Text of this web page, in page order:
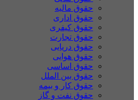
حقوق مالیه
حقوق اداری
حقوق کیفری
حقوق تجارت
حقوق دریایی
حقوق هوایی
حقوق اساسی
حقوق بین الملل
حقوق کار و بیمه
حقوق نفت و گاز